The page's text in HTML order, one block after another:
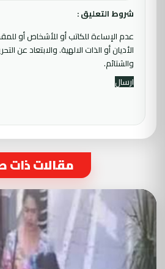
شروط التعليق :
عدم الإساءة للكاتب أو للأشخاص أو
الأديان أو الذات الالهية. والابتعاد عن
والشتائم.
مقالات ذات